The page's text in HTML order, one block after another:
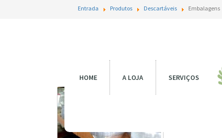
HOME A LOJA SERVIÇOS
Entrada Produtos Descartáveis Embalagens